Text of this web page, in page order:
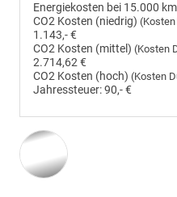
Energiekosten bei 15.000
CO2 Kosten (niedrig)
1.143,- €
CO2 Kosten (mittel) (Kosten
2.714,62 €
CO2 Kosten (hoch) (Kosten
Jahressteuer:90,- €